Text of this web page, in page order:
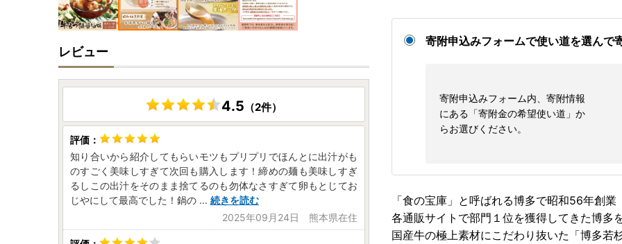
寄附申込みフォームで使い道を選んで
寄附申込みフォーム内、寄附情報
にある「寄附金の希望使い道」か
らお選びください。
「食の宝庫」と呼ばれる博多で昭和56年創業
各通販サイトで部門１位を獲得してきた博多
国産牛の極上素材にこだわり抜いた「博多若
レビュー
4.5 （2件）
知り合いから紹介してもらいモツもプリプリでほんとに出汁がも
のすごく美味しすぎて次回も購入します！締めの麺も美味しすぎ
るしこの出汁をそのまま捨てるのも勿体なさすぎて卵もとじてお
じやにして最高でした！鍋の ... 続きを読む
2025年09月24日 熊本県在住